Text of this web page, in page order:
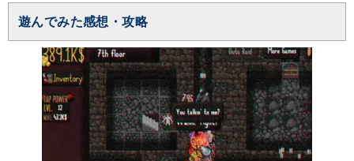
遊んでみた感想・攻略